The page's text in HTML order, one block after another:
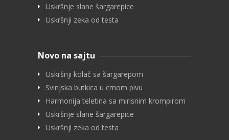
Uskršnje slane šargarepice
Uskršnji zeka od testa
Novo na sajtu
Uskršnji kolač sa šargarepom
Svinjska butkica u crnom pivu
Harmonija teletina sa mirisnim krompirom
Uskršnje slane šargarepice
Uskršnji zeka od testa